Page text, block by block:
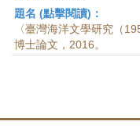
題名 (點擊閱讀)：
〈臺灣海洋文學研究（
博士論文，2016。